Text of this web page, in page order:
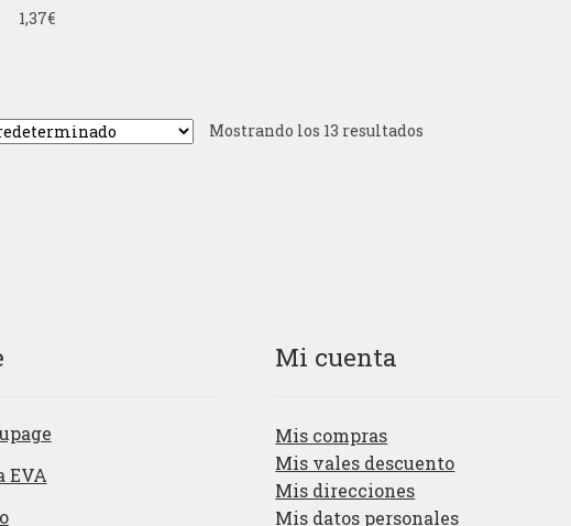
1,37€
Mostrando los 13 resultados
EVA
Mi cuenta
Mis compras
Mis vales descuento
Mis direcciones
Mis datos personales